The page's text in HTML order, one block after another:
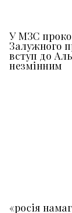
У МЗС
Залужного
вступ до
незмінним
«росія